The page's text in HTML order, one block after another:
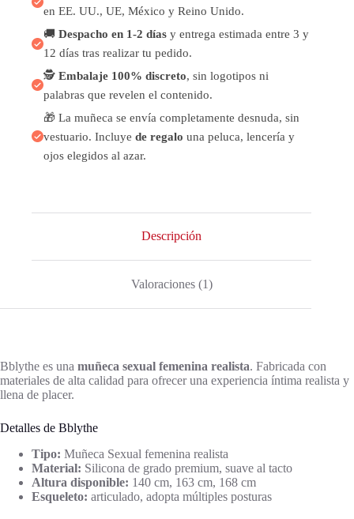
en EE. UU., UE, México y Reino Unido.
🚚 Despacho en 1-2 días y entrega estimada entre 3 y
12 días tras realizar tu pedido.
🕵️ Embalaje 100% discreto, sin logotipos ni
palabras que revelen el contenido.
🎁 La muñeca se envía completamente desnuda, sin
vestuario. Incluye de regalo una peluca, lencería y
ojos elegidos al azar.
Descripción
Valoraciones (1)
Bblythe es una muñeca sexual femenina realista. Fabricada con
materiales de alta calidad para ofrecer una experiencia íntima realista y
llena de placer.
Detalles de Bblythe
Tipo: Muñeca Sexual femenina realista
Material: Silicona de grado premium, suave al tacto
Altura disponible: 140 cm, 163 cm, 168 cm
Esqueleto: articulado, adopta múltiples posturas